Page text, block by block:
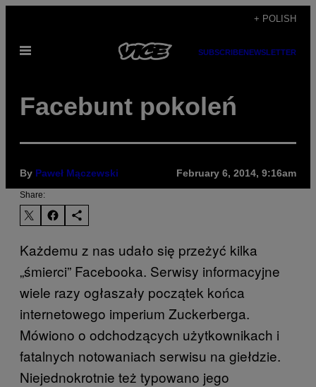
content
+ POLISH
Open
SUBSCRIBENEWSLETTER
Facebunt pokoleń
By Paweł Mączewski February 6, 2014, 9:16am
Share:
Każdemu z nas udało się przeżyć kilka
„śmierci” Facebooka. Serwisy informacyjne
wiele razy ogłaszały początek końca
internetowego imperium Zuckerberga.
Mówiono o odchodzących użytkownikach i
fatalnych notowaniach serwisu na giełdzie.
Niejednokrotnie też typowano jego